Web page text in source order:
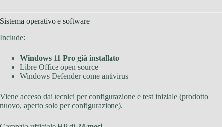
Sistema operativo e software
Include:
Windows 11 Pro già installato
Libre Office open source
Windows Defender come antivirus
Viene acceso dai tecnici per configurazione e test iniziale (prodotto
nuovo, aperto solo per configurazione).